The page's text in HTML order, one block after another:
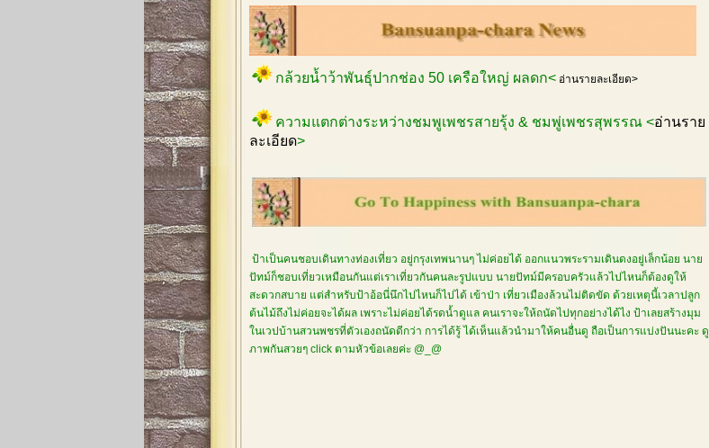
กล้วยน้ำว้าพันธุ์ปากช่อง 50 เครือใหญ่ ผลดก< อ่านรายละเอียด>
ความแตกต่างระหว่างชมพูเพชรสายรุ้ง & ชมพู่เพชรสุพรรณ <อ่านราย
ละเอียด>
ป้าเป็นคนชอบเดินทางท่องเที่ยว อยู่กรุงเทพนานๆ ไม่ค่อยได้ ออกแนวพระรามเดินดงอยู่เล็กน้อย นาย
ปัทม์ก็ชอบเที่ยวเหมือนกันแต่เราเที่ยวกันคนละรูปแบบ นายปัทม์มีครอบครัวแล้วไปไหนก็ต้องดูให้
สะดวกสบาย แต่สำหรับป้าอ้อนี่นึกไปไหนก็ไปได้ เข้าป่า เที่ยวเมืองล้วนไม่ติดขัด ด้วยเหตุนี้เวลาปลูก
ต้นไม้ถึงไม่ค่อยจะได้ผล เพราะไม่ค่อยได้รดน้ำดูแล คนเราจะให้ถนัดไปทุกอย่างได้ไง ป้าเลยสร้างมุม
ในเวปบ้านสวนพชรที่ตัวเองถนัดดีกว่า การได้รู้ ได้เห็นแล้วนำมาให้คนอื่นดู ถือเป็นการแบ่งปันนะคะ ดู
ภาพกันสวยๆ click ตามหัวข้อเลยค่ะ @_@